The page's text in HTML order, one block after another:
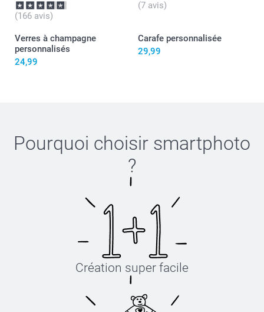
(166 avis)
(7 avis)
Verres à champagne
personnalisés
24,99
Carafe personnalisée
29,99
Pourquoi choisir smartphoto
?
Création super facile